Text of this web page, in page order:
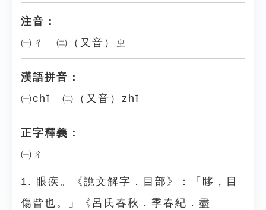
注音：
㈠ㄔ ㈡（又音）ㄓ
漢語拼音：
㈠chī ㈡（又音）zhī
正字釋義：
㈠ㄔ
1. 眼疾。《說文解字．目部》：「眵，目
傷眥也。」《呂氏春秋．季春紀．盡